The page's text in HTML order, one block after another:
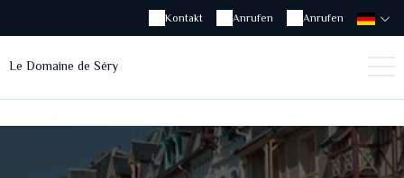
Anrufen
Anrufen
Kontakt
Le Domaine de Séry